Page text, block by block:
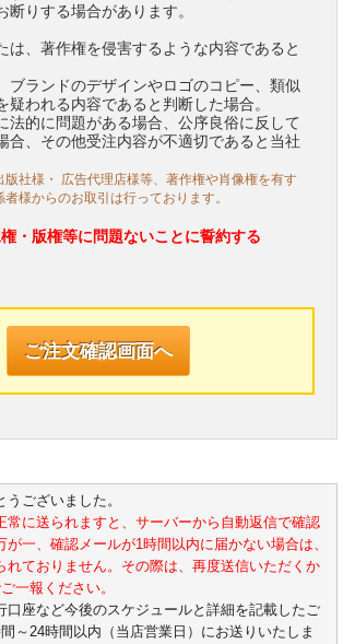
断りする場合があります。
は、著作権を侵害するような内容であると
ブランドのデザインやロゴのコピー、類似
疑われる内容であると判断した場合。
法的に問題がある場合、公序良俗に反して
合、その他受注内容が不適切であると当社
社様・ 広告代理店様等、著作権や肖像権を有す
様からのお取引は行っております。
・版権等に問題ないことに誓約する
ございました。
常に送られますと、サーバーから自動返信で確認
が一、確認メールが1時間以内に届かない場合は、
れておりません。その際は、再度送信いただくか
一報ください。
口座など今後のスケジュールと詳細を記載したご
～24時間以内（当店営業日）にお送りいたしま